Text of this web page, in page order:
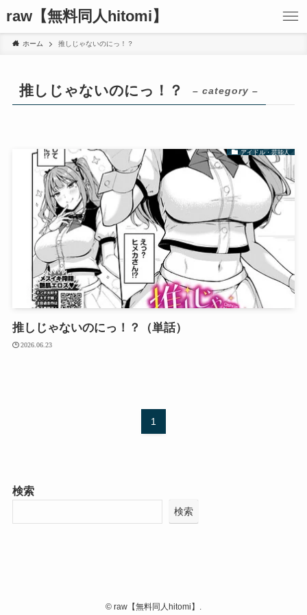
raw【無料同人hitomi】
ホーム 推しじゃないのにっ！？
推しじゃないのにっ！？ – category –
アイドル・芸能人
推しじゃないのにっ！？（単話）
2026.06.23
1
検索
検索
© raw【無料同人hitomi】.